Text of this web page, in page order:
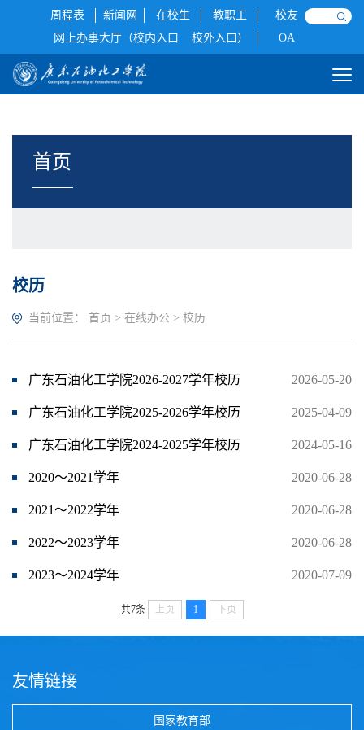
周程表 新闻网 在校生 教职工
校友
网上办事大厅（校内入口
校外入口） OA
首页
校历
当前位置： 首页 > 在线办公 > 校历
广东石油化工学院2026-2027学年校历 2026-05-20
广东石油化工学院2025-2026学年校历 2025-04-09
广东石油化工学院2024-2025学年校历 2024-05-16
2020～2021学年 2020-06-28
2021～2022学年 2020-06-28
2022～2023学年 2020-06-28
2023～2024学年 2020-07-09
共7条 上页 1 下页
友情链接
国家教育部